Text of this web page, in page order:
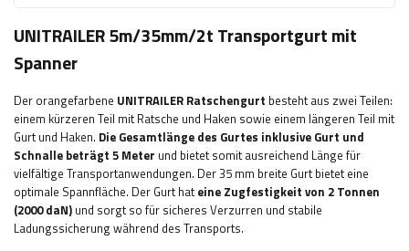
UNITRAILER 5m/35mm/2t Transportgurt mit
Spanner
Der orangefarbene UNITRAILER Ratschengurt besteht aus zwei Teilen:
einem kürzeren Teil mit Ratsche und Haken sowie einem längeren Teil mit
Gurt und Haken. Die Gesamtlänge des Gurtes inklusive Gurt und
Schnalle beträgt 5 Meter und bietet somit ausreichend Länge für
vielfältige Transportanwendungen. Der 35 mm breite Gurt bietet eine
optimale Spannfläche. Der Gurt hateine Zugfestigkeit von 2 Tonnen
(2000 daN) und sorgt so für sicheres Verzurren und stabile
Ladungssicherung während des Transports.